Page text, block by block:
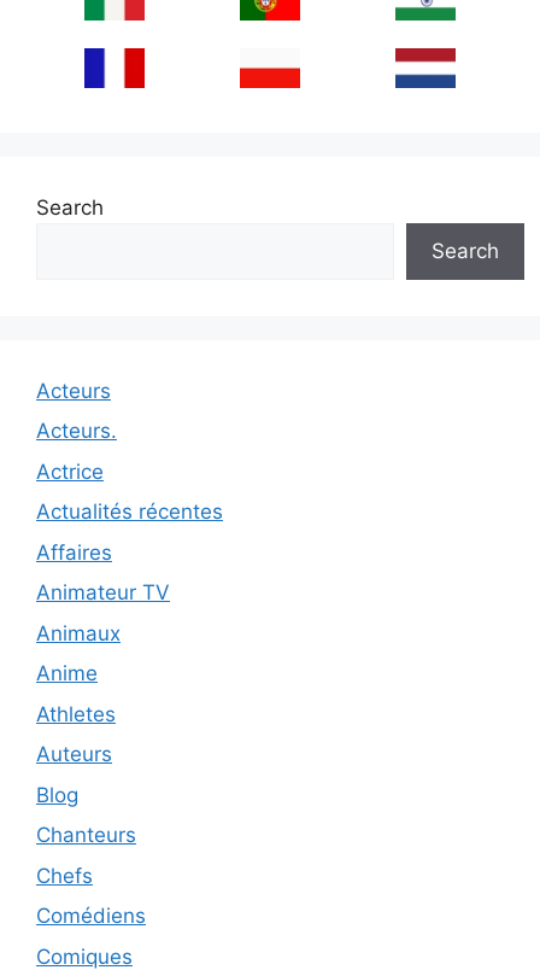
Search
Search
Acteurs
Acteurs.
Actrice
Actualités récentes
Affaires
Animateur TV
Animaux
Anime
Athletes
Auteurs
Blog
Chanteurs
Chefs
Comédiens
Comiques